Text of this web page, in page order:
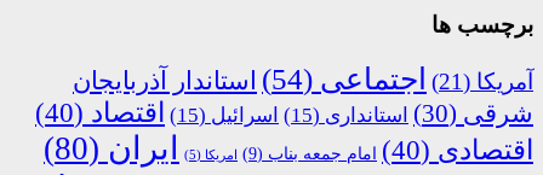
برچسب ها
آمریکا (21) اجتماعی (54)
استاندار آذربایجان
شرقی (30) استانداری (15) اسرائیل (15) اقتصاد (40)
اقتصادی (40) امام جمعه بناب (9) امریکا (5) ایران (80)